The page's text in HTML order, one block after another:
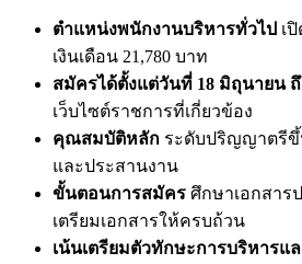
ตำแหน่งพนักงานบริหารทั่วไป เ
เงินเดือน 21,780 บาท
สมัครได้ตั้งแต่วันที่ 18 มิถุนายน ถึ
เว็บไซต์ราชการที่เกี่ยวข้อง
คุณสมบัติหลัก ระดับปริญญาตรีขึ้
และประสานงาน
ขั้นตอนการสมัคร ศึกษาเอกสาร
เตรียมเอกสารให้ครบถ้วน
เน้นเตรียมตัวทักษะการบริหาร